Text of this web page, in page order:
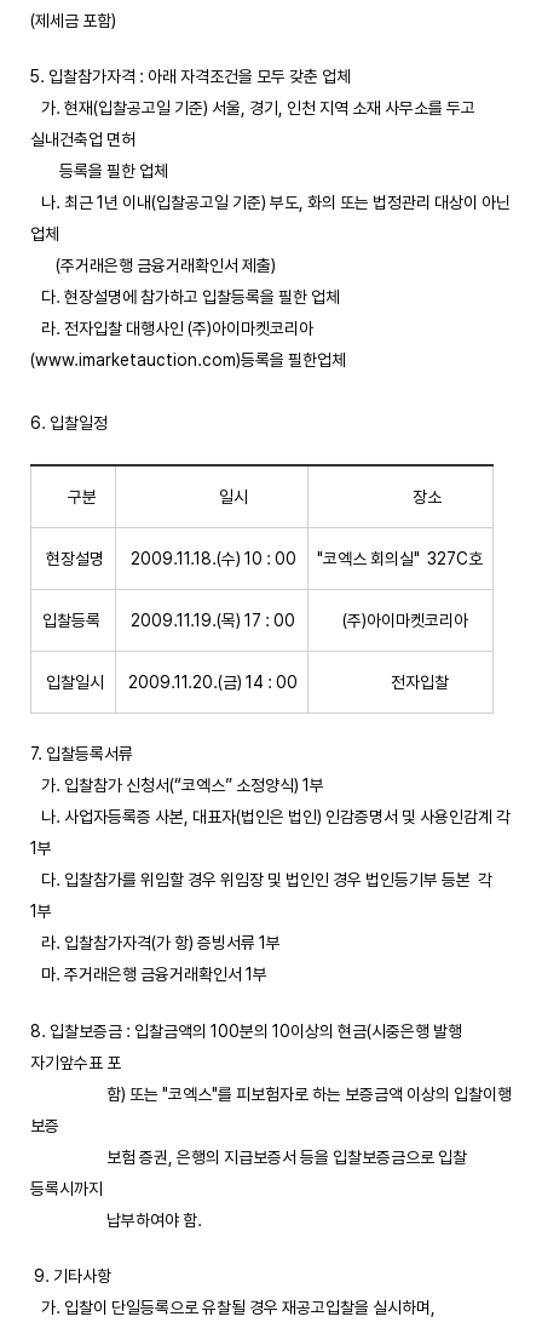
(제세금 포함)
5. 입찰참가자격 : 아래 자격조건을 모두 갖춘 업체
가. 현재(입찰공고일 기준) 서울, 경기, 인천 지역 소재 사무소를 두고
실내건축업 면허
등록을 필한 업체
나. 최근 1년 이내(입찰공고일 기준) 부도, 화의 또는 법정관리 대상이 아닌
업체
(주거래은행 금융거래확인서 제출)
다. 현장설명에 참가하고 입찰등록을 필한 업체
라. 전자입찰 대행사인 (주)아이마켓코리아
(www.imarketauction.com)등록을 필한업체
6. 입찰일정
구분 일시 장소
현장설명 2009.11.18.(수) 10 : 00 "코엑스 회의실" 327C호
입찰등록 2009.11.19.(목) 17 : 00 (주)아이마켓코리아
입찰일시 2009.11.20.(금) 14 : 00 전자입찰
7. 입찰등록서류
가. 입찰참가 신청서(“코엑스” 소정양식) 1부
나. 사업자등록증 사본, 대표자(법인은 법인) 인감증명서 및 사용인감계 각
1부
다. 입찰참가를 위임할 경우 위임장 및 법인인 경우 법인등기부 등본 각
1부
라. 입찰참가자격(가 항) 증빙서류 1부
마. 주거래은행 금융거래확인서 1부
8. 입찰보증금 : 입찰금액의 100분의 10이상의 현금(시중은행 발행
자기앞수표 포
함) 또는 "코엑스"를 피보험자로 하는 보증금액 이상의 입찰이행
보증
보험 증권, 은행의 지급보증서 등을 입찰보증금으로 입찰
등록시까지
납부하여야 함.
9. 기타사항
가. 입찰이 단일등록으로 유찰될 경우 재공고입찰을 실시하며,